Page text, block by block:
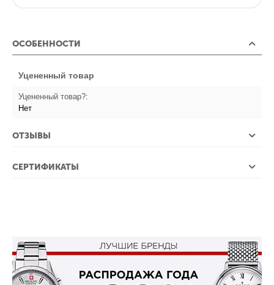
ОСОБЕННОСТИ
Уцененный товар
Уцененный товар?:
Нет
ОТЗЫВЫ
СЕРТИФИКАТЫ